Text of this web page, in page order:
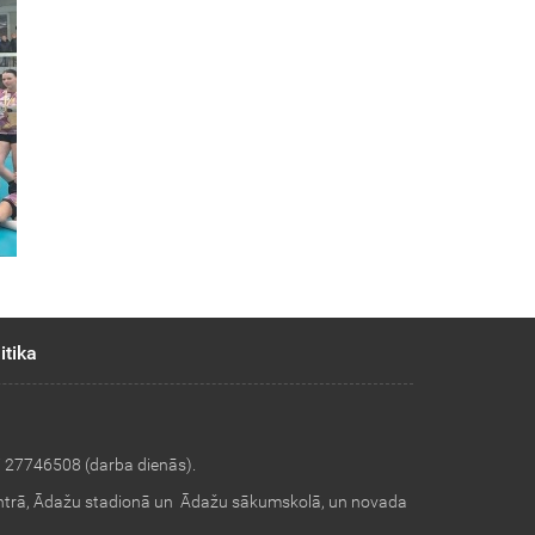
(darba dienās).
Ādažu stadionā un Ādažu sākumskolā, un novada